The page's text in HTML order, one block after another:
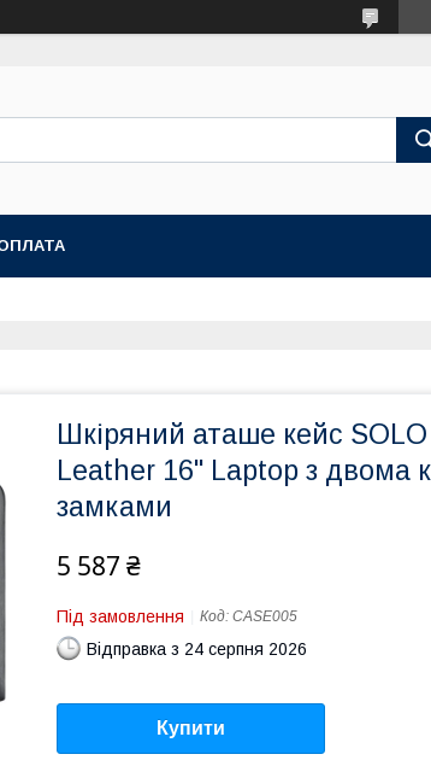
Шкіряний аташе кейс
Leather 16" Laptop з двома
замками
5 587 ₴
Під замовлення Код: CASE005
Відправка з 24 серпня 2026
Купити